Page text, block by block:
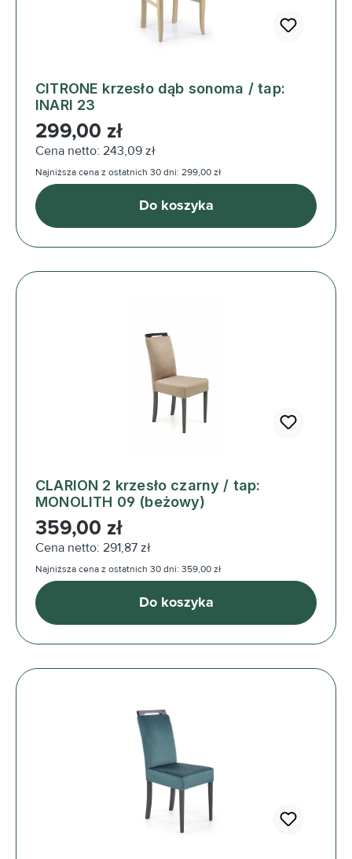
CITRONE krzesło dąb sonoma / tap:
INARI 23
Cena regularna:
299,00 zł
Cena netto: 243,09 zł
Najniższa cena z ostatnich 30 dni: 299,00 zł
Do koszyka
CLARION 2 krzesło czarny / tap:
MONOLITH 09 (beżowy)
Cena regularna:
359,00 zł
Cena netto: 291,87 zł
Najniższa cena z ostatnich 30 dni: 359,00 zł
Do koszyka